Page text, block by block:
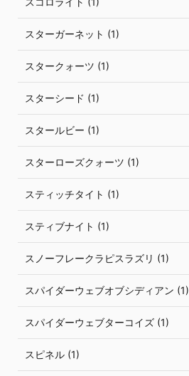
スターガーネット (1)
スタークォーツ (1)
スターシード (1)
スタールビー (1)
スターローズクォーツ (1)
スティッチタイト (1)
スティブナイト (1)
スノーフレークラピスラズリ (1)
スパイダーウェブオブシディアン (1)
スパイダーウェブターコイズ (1)
スピネル (1)